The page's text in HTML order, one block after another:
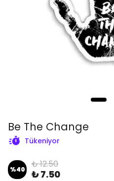
Be The Change
Tükeniyor
%40 ₺ 12.50
₺ 7.50